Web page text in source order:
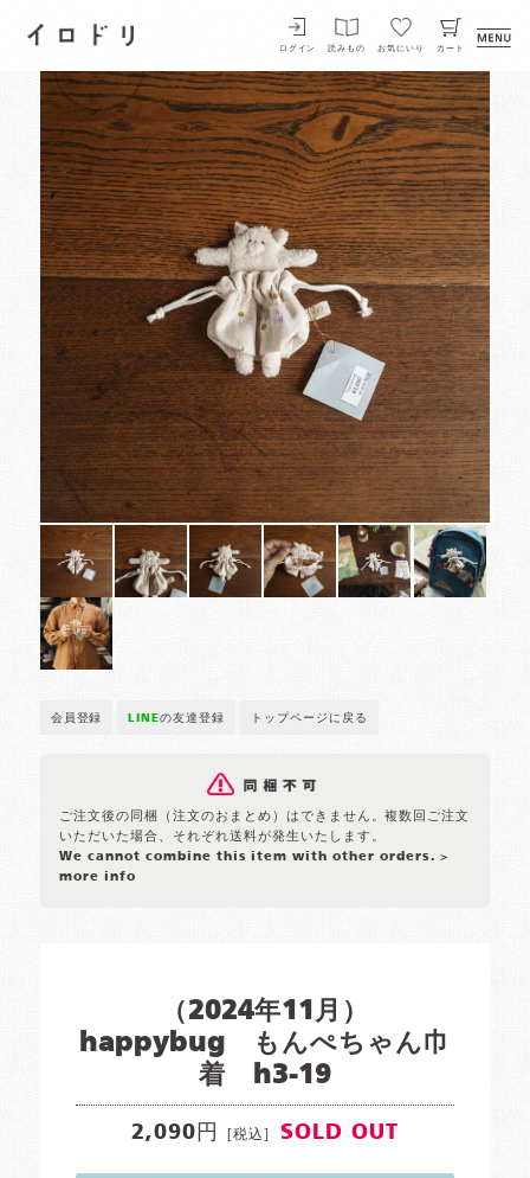
イロドリ
ログイン 読みもの お気にいり カート
会員登録 LINEの友達登録 トップページに戻る
ご注文後の同梱（注文のおまとめ）はできません。複数回ご注文
いただいた場合、それぞれ送料が発生いたします。
We cannot combine this item with other orders. >
more info
（2024年11月）
happybug もんぺちゃん巾
着 h3-19
2,090円 [税込] SOLD OUT